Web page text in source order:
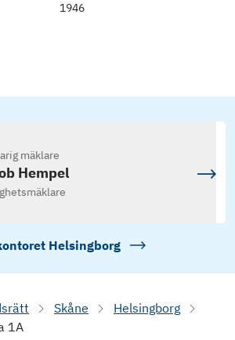
1946
mäklare
Hempel
Helsingborg
Skåne
Helsingborg
1A